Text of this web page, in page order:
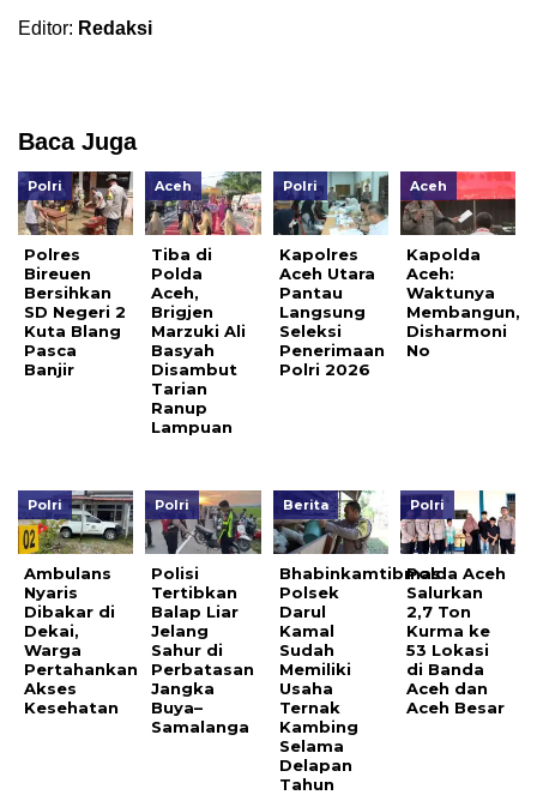
Editor: Redaksi
Baca Juga
Polri
Polres
Bireuen
Bersihkan
SD Negeri 2
Kuta Blang
Pasca
Banjir
Aceh
Tiba di
Polda
Aceh,
Brigjen
Marzuki Ali
Basyah
Disambut
Tarian
Ranup
Lampuan
Polri
Kapolres
Aceh Utara
Pantau
Langsung
Seleksi
Penerimaan
Polri 2026
Aceh
Kapolda
Aceh:
Waktunya
Membangun,
Disharmoni
No
Polri
Ambulans
Nyaris
Dibakar di
Dekai,
Warga
Pertahankan
Akses
Kesehatan
Polri
Polisi
Tertibkan
Balap Liar
Jelang
Sahur di
Perbatasan
Jangka
Buya–
Samalanga
Berita
Bhabinkamtibmas
Polsek
Darul
Kamal
Sudah
Memiliki
Usaha
Ternak
Kambing
Selama
Delapan
Tahun
Polri
Polda Aceh
Salurkan
2,7 Ton
Kurma ke
53 Lokasi
di Banda
Aceh dan
Aceh Besar